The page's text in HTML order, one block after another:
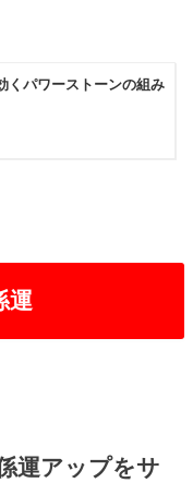
くパワーストーンの組み
運
運アップをサ